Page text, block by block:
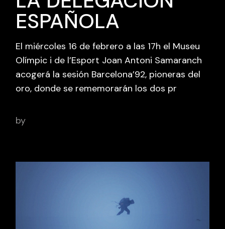
ESPAÑOLA
El miércoles 16 de febrero a las 17h el Museu
Olímpic i de l’Esport Joan Antoni Samaranch
acogerá la sesión Barcelona’92, pioneras del
oro, donde se rememorarán los dos pr
by